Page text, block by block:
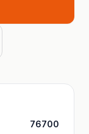
76700